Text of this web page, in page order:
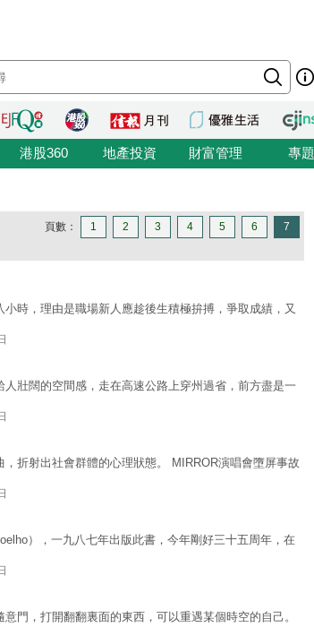
港股360 地產投資 財富管理 專題
頁數： 1 2 3 4 5 6 7
時，理由是職場新人應趁後生積極拚搏，爭取成績，又
壯闊的空間感，走在高速公路上穿州過省，前方盡是一
折射出社會群體的心理狀態。 MIRROR演唱會墮屏事故
），一九八七年出版此書，今年剛好三十五周年，在
門，打開翻翻裏面的東西，可以重遇某個時空的自己。